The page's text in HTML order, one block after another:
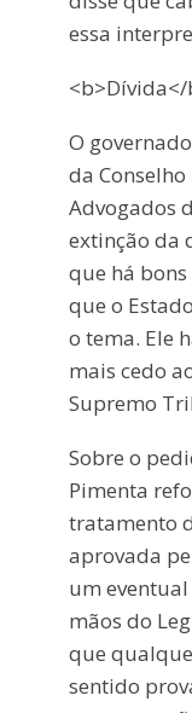
essa
<b>Dívida</
O
da
Advogados
extinção da
que há
que o
o tema. Ele
mais cedo
Supremo
Sobre o
Pimenta
tratamento
aprovada
um
mãos do
que
sentido